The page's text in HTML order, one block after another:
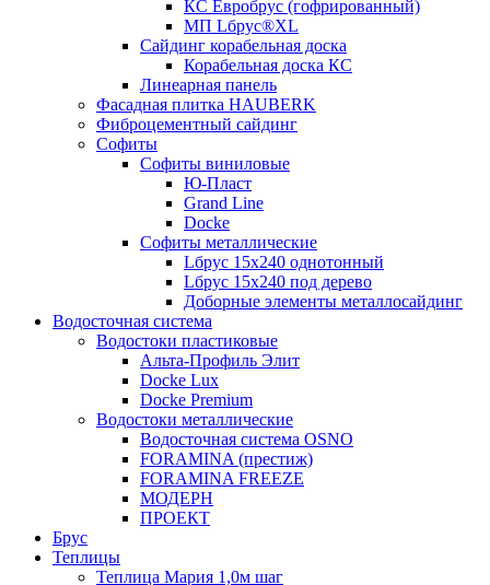
КС Евробрус (гофрированный)
МП Lбрус®XL
Сайдинг корабельная доска
Корабельная доска КС
Линеарная панель
Фасадная плитка HAUBERK
Фиброцементный сайдинг
Софиты
Софиты виниловые
Ю-Пласт
Grand Line
Docke
Софиты металлические
Lбрус 15x240 однотонный
Lбрус 15x240 под дерево
Доборные элементы металлосайдинг
Водосточная система
Водостоки пластиковые
Альта-Профиль Элит
Docke Lux
Docke Premium
Водостоки металлические
Водосточная система OSNO
FORAMINA (престиж)
FORAMINA FREEZE
МОДЕРН
ПРОЕКТ
Брус
Теплицы
Теплица Мария 1,0м шаг